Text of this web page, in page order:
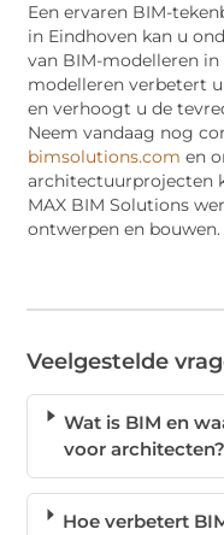
Een ervaren BIM-
in Eindhoven kan u
van BIM-modelleren
modelleren verbetert
en verhoogt u de
Neem vandaag nog
bimsolutions.com en
architectuurprojecten
MAX BIM Solutions
ontwerpen en bouwen.
Veelgestelde
Wat is BIM en
voor architecten?
Hoe verbetert